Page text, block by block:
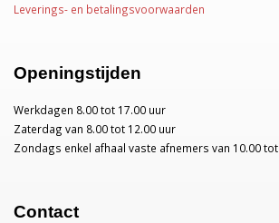
Leverings- en betalingsvoorwaarden
Openingstijden
Werkdagen 8.00 tot 17.00 uur
Zaterdag van 8.00 tot 12.00 uur
Zondags enkel afhaal vaste afnemers van 10.00
Contact